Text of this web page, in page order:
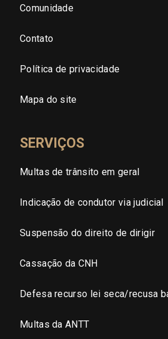
Comunidade
Contato
Política de privacidade
Mapa do site
SERVIÇOS
Multas de trânsito em geral
Indicação de condutor via judicial
Suspensão do direito de dirigir
Cassação da CNH
Defesa recurso lei seca/recusa
Multas da ANTT